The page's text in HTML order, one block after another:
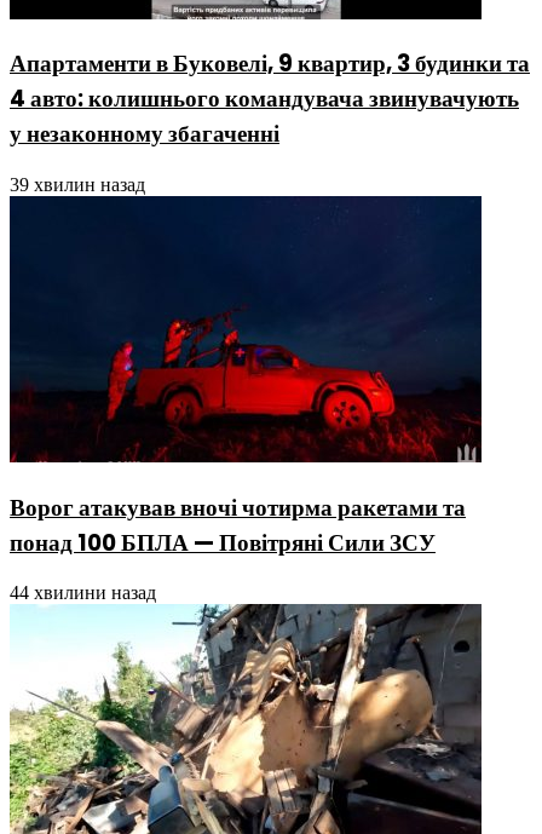
Апартаменти в Буковелі, 9 квартир, 3 будинки та
4 авто: колишнього командувача звинувачують
у незаконному збагаченні
39 хвилин назад
Ворог атакував вночі чотирма ракетами та
понад 100 БПЛА — Повітряні Сили ЗСУ
44 хвилини назад